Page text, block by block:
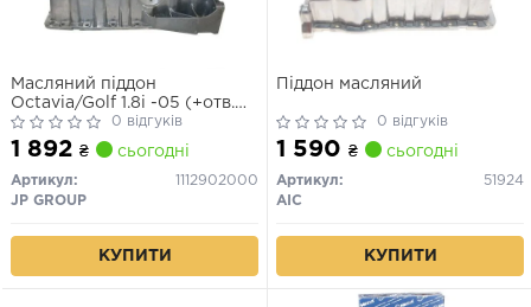
Масляний піддон
Octavia/Golf 1.8i -05 (+отв.
під датчик)
0 відгуків
1 892 ₴ сьогодні
Артикул:
1112902000
JP GROUP
КУПИТИ
Піддон масляний
0 відгуків
1 590 ₴ сьогодні
Артикул:
51924
AIC
КУПИТИ